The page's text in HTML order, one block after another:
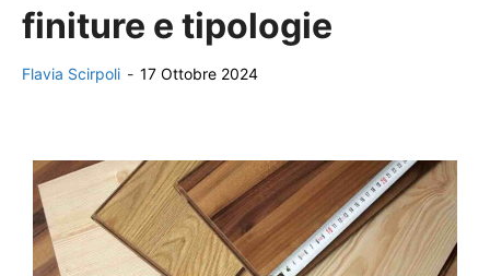
finiture e tipologie
Flavia Scirpoli - 17 Ottobre 2024